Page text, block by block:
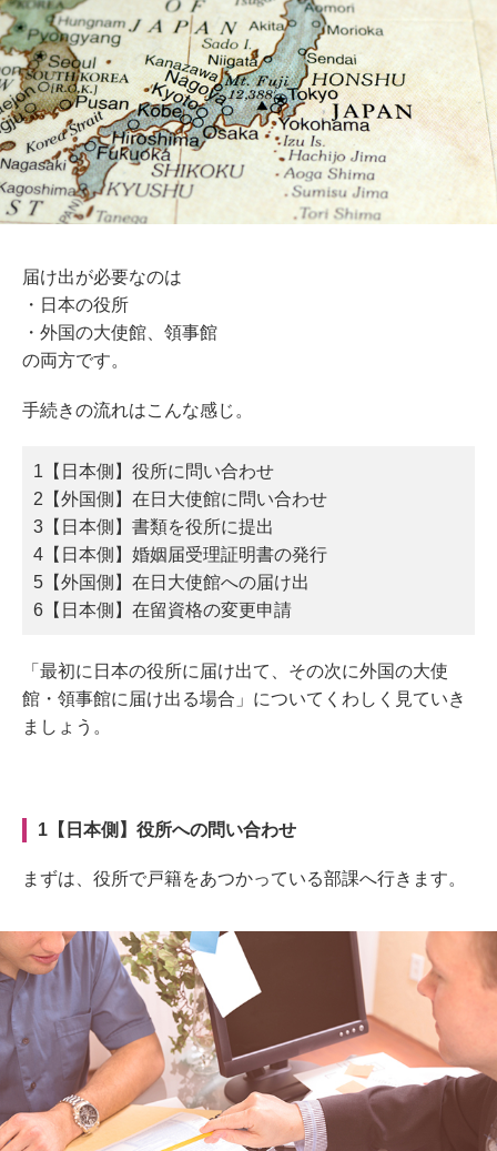
届け出が必要なのは
・日本の役所
・外国の大使館、領事館
の両方です。
手続きの流れはこんな感じ。
1【日本側】役所に問い合わせ
2【外国側】在日大使館に問い合わせ
3【日本側】書類を役所に提出
4【日本側】婚姻届受理証明書の発行
5【外国側】在日大使館への届け出
6【日本側】在留資格の変更申請
「最初に日本の役所に届け出て、その次に外国の大使
館・領事館に届け出る場合」についてくわしく見ていき
ましょう。
1【日本側】役所への問い合わせ
まずは、役所で戸籍をあつかっている部課へ行きます。